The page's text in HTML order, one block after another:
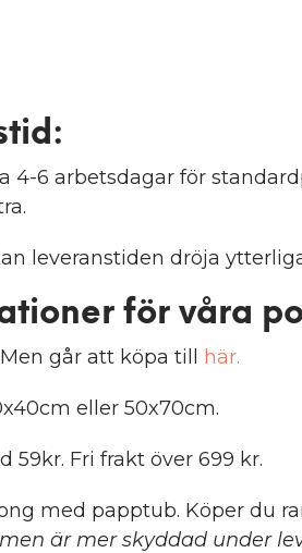
4-6 arbetsdagar för
leveranstiden dröja
för våra
går att köpa till här.
eller 50x70cm.
59kr. Fri frakt över 699 kr.
med papptub. Köper du
är mer skyddad under